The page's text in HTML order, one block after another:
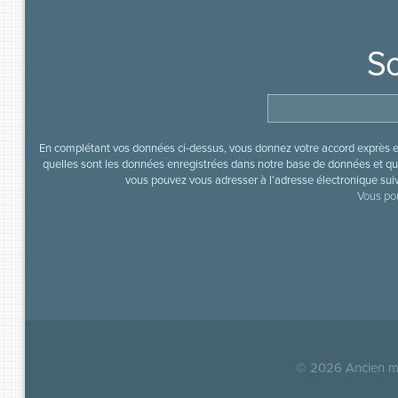
En complétant vos données ci-dessus, vous donnez votre accord
quelles sont les données enregistrées dans notre base de données et
vous pouvez vous adresser à l’adresse électronique
Vous
© 2026 Ancien